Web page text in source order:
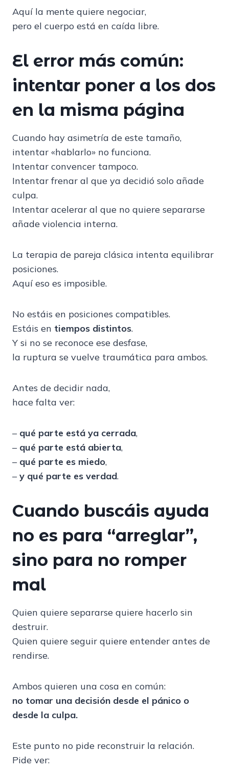
Aquí la mente quiere negociar,
pero el cuerpo está en caída libre.
El error más común:
intentar poner a los dos
en la misma página
Cuando hay asimetría de este tamaño,
intentar «hablarlo» no funciona.
Intentar convencer tampoco.
Intentar frenar al que ya decidió solo añade
culpa.
Intentar acelerar al que no quiere separarse
añade violencia interna.
La terapia de pareja clásica intenta equilibrar
posiciones.
Aquí eso es imposible.
No estáis en posiciones compatibles.
Estáis en tiempos distintos.
Y si no se reconoce ese desfase,
la ruptura se vuelve traumática para ambos.
Antes de decidir nada,
hace falta ver:
– qué parte está ya cerrada,
– qué parte está abierta,
– qué parte es miedo,
– y qué parte es verdad.
Cuando buscáis ayuda
no es para “arreglar”,
sino para no romper
mal
Quien quiere separarse quiere hacerlo sin
destruir.
Quien quiere seguir quiere entender antes de
rendirse.
Ambos quieren una cosa en común:
no tomar una decisión desde el pánico o
desde la culpa.
Este punto no pide reconstruir la relación.
Pide ver: